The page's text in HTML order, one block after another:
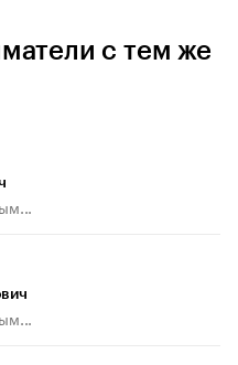
с тем же